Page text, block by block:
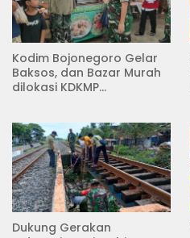
Kodim Bojonegoro Gelar
Baksos, dan Bazar Murah
dilokasi KDKMP
Dukung Gerakan